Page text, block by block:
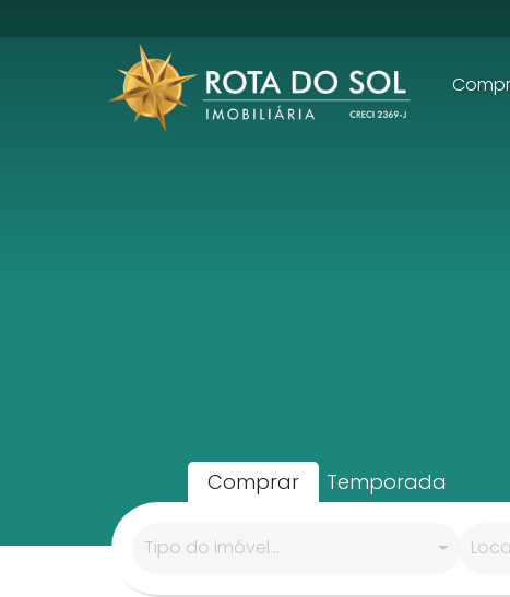
Comprar Temporada
Tipo do imóvel...